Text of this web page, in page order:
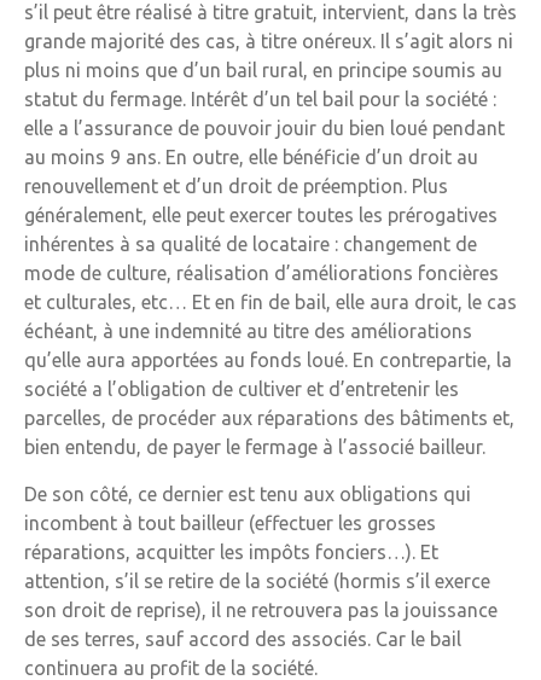
s’il peut être réalisé à titre gratuit, intervient, dans la très
grande majorité des cas, à titre onéreux. Il s’agit alors ni
plus ni moins que d’un bail rural, en principe soumis au
statut du fermage. Intérêt d’un tel bail pour la société :
elle a l’assurance de pouvoir jouir du bien loué pendant
au moins 9 ans. En outre, elle bénéficie d’un droit au
renouvellement et d’un droit de préemption. Plus
généralement, elle peut exercer toutes les prérogatives
inhérentes à sa qualité de locataire : changement de
mode de culture, réalisation d’améliorations foncières
et culturales, etc… Et en fin de bail, elle aura droit, le cas
échéant, à une indemnité au titre des améliorations
qu’elle aura apportées au fonds loué. En contrepartie, la
société a l’obligation de cultiver et d’entretenir les
parcelles, de procéder aux réparations des bâtiments et,
bien entendu, de payer le fermage à l’associé bailleur.
De son côté, ce dernier est tenu aux obligations qui
incombent à tout bailleur (effectuer les grosses
réparations, acquitter les impôts fonciers…). Et
attention, s’il se retire de la société (hormis s’il exerce
son droit de reprise), il ne retrouvera pas la jouissance
de ses terres, sauf accord des associés. Car le bail
continuera au profit de la société.